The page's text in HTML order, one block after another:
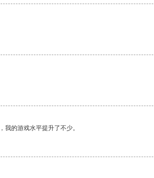
的游戏水平提升了不少。